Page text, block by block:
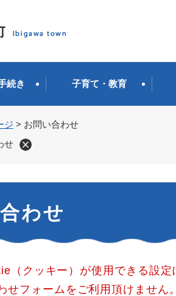
続き 子育て・教育
ジ > お問い合わせ
せ
わせ
（クッキー）が使用できる設
せフォームをご利用頂けません。